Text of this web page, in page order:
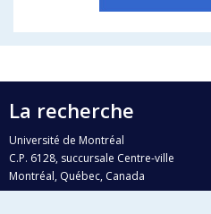
La recherche
Université de Montréal
C.P. 6128, succursale Centre-ville
Montréal, Québec, Canada
H3C 3J7